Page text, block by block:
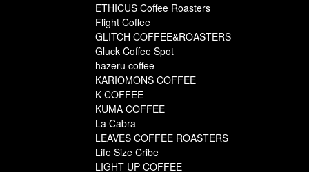
ETHICUS Coffee Roasters
Flight Coffee
GLITCH COFFEE&ROASTERS
Gluck Coffee Spot
hazeru coffee
KARIOMONS COFFEE
K COFFEE
KUMA COFFEE
La Cabra
LEAVES COFFEE ROASTERS
Life Size Cribe
LIGHT UP COFFEE